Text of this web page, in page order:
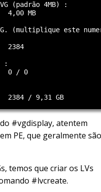
(padrão 4MB) :
4,00 MB
(multiplique este
2384
:
0 / 0
#vgdisplay, atentem
PE, que geralmente são
temos que criar os LVs
#lvcreate.